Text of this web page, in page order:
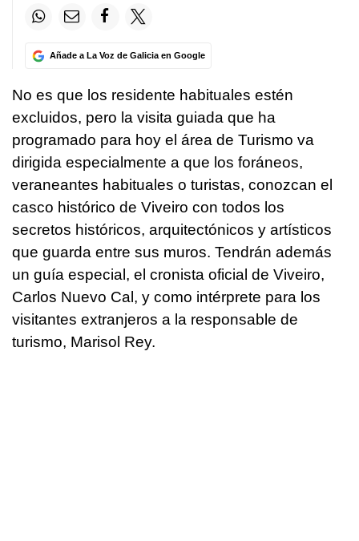
Añade a La Voz de Galicia en Google
No es que los residente habituales estén
excluidos, pero la visita guiada que ha
programado para hoy el área de Turismo va
dirigida especialmente a que los foráneos,
veraneantes habituales o turistas, conozcan el
casco histórico de Viveiro con todos los
secretos históricos, arquitectónicos y artísticos
que guarda entre sus muros. Tendrán además
un guía especial, el cronista oficial de Viveiro,
Carlos Nuevo Cal, y como intérprete para los
visitantes extranjeros a la responsable de
turismo, Marisol Rey.